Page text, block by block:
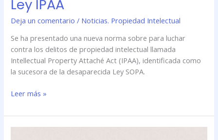
Ley IPAA
Deja un comentario / Noticias. Propiedad Intelectual
Se ha presentado una nueva norma sobre para luchar
contra los delitos de propiedad intelectual llamada
Intellectual Property Attaché Act (IPAA), identificada como
la sucesora de la desaparecida Ley SOPA.
Leer más »